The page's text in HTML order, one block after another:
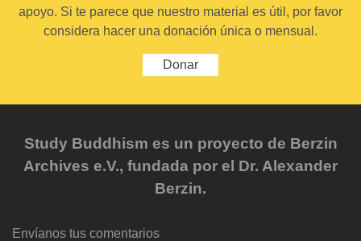
apoyo. Si te parece que nuestro material es útil, por favor
considera hacer una donación única o mensual.
Donar
Study Buddhism es un proyecto de Berzin
Archives e.V., fundada por el Dr. Alexander
Berzin.
Envíanos tus comentarios